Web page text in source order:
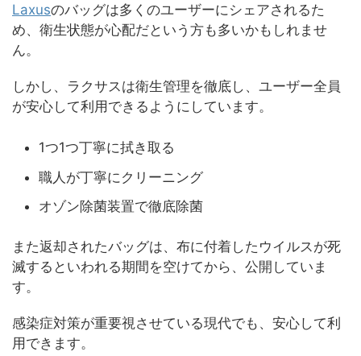
Laxusのバッグは多くのユーザーにシェアされるた
め、衛生状態が心配だという方も多いかもしれませ
ん。
しかし、ラクサスは衛生管理を徹底し、ユーザー全員
が安心して利用できるようにしています。
1つ1つ丁寧に拭き取る
職人が丁寧にクリーニング
オゾン除菌装置で徹底除菌
また返却されたバッグは、布に付着したウイルスが死
滅するといわれる期間を空けてから、公開していま
す。
感染症対策が重要視させている現代でも、安心して利
用できます。